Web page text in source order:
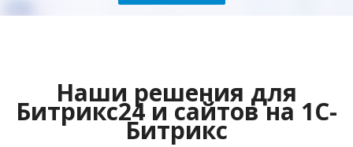
Наши решения для
Битрикс24 и сайтов на 1С-
Битрикс